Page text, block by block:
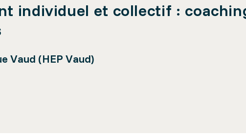
individuel et collectif :
Vaud (HEP Vaud)